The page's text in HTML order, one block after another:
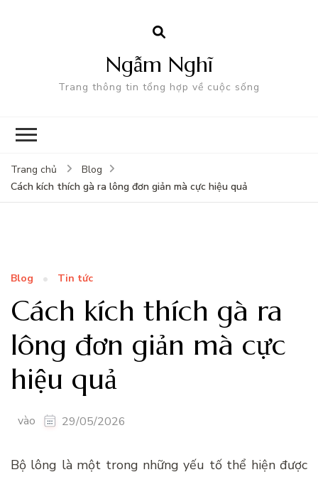
Ngẫm Nghĩ
Trang thông tin tổng hợp về cuộc sống
Trang chủ
Blog
Cách kích thích gà ra lông đơn giản mà cực hiệu quả
Blog Tin tức
Cách kích thích gà ra
lông đơn giản mà cực
hiệu quả
vào 29/05/2026
Bộ lông là một trong những yếu tố thể hiện được